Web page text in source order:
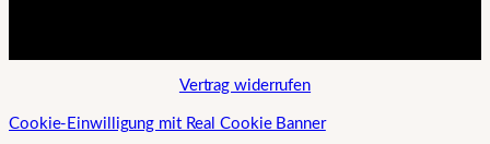
Vertrag widerrufen
Cookie-Einwilligung mit Real Cookie Banner